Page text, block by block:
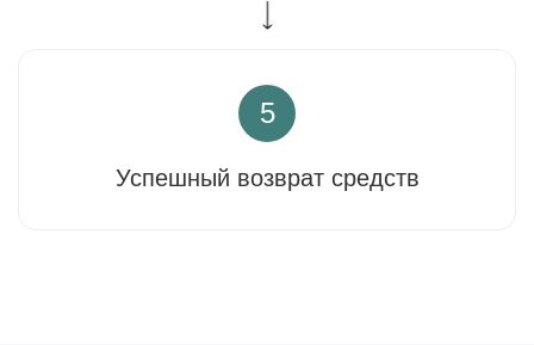
5
Успешный возврат средств